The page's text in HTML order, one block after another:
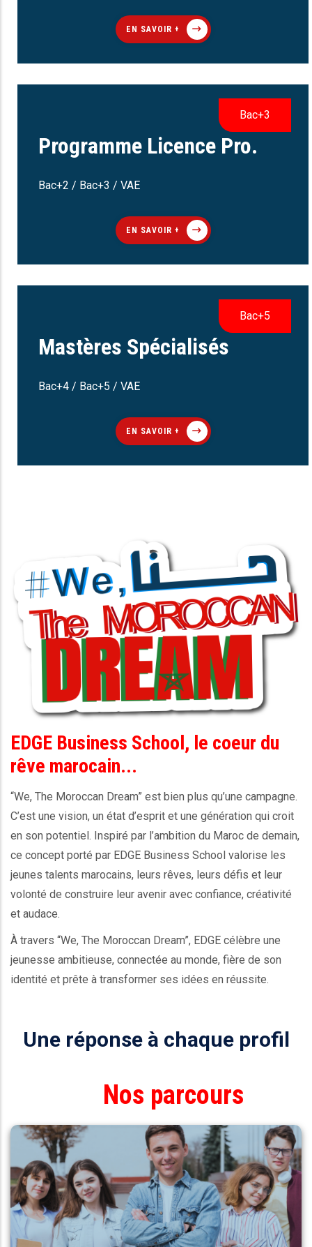
EN SAVOIR +
Programme Licence Pro.
Bac+3
Bac+2 / Bac+3 / VAE
EN SAVOIR +
Mastères Spécialisés
Bac+5
Bac+4 / Bac+5 / VAE
EN SAVOIR +
EDGE Business School, le coeur du
rêve marocain...
“We, The Moroccan Dream” est bien plus qu’une campagne.
C’est une vision, un état d’esprit et une génération qui croit
en son potentiel. Inspiré par l’ambition du Maroc de demain,
ce concept porté par EDGE Business School valorise les
jeunes talents marocains, leurs rêves, leurs défis et leur
volonté de construire leur avenir avec confiance, créativité
et audace.
À travers “We, The Moroccan Dream”, EDGE célèbre une
jeunesse ambitieuse, connectée au monde, fière de son
identité et prête à transformer ses idées en réussite.
Une réponse à chaque profil
Nos parcours
BAC+3
Management des Organisations
Développement Commercial
Marketing Digital
Finance & Comptabilité